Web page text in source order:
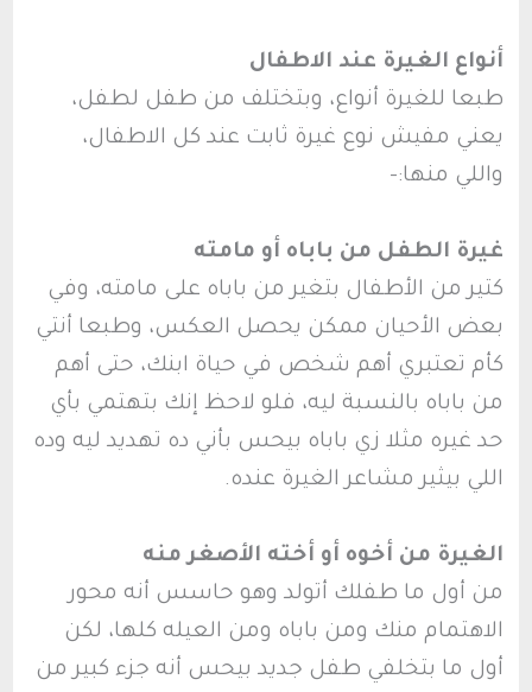
أنواع الغيرة عند الاطفال
طبعا للغيرة أنواع، وبتختلف من طفل لطفل،
يعني مفيش نوع غيرة ثابت عند كل الاطفال،
واللي منها:-
غيرة الطفل من باباه أو مامته
كتير من الأطفال بتغير من باباه على مامته، وفي
بعض الأحيان ممكن يحصل العكس، وطبعا أنتي
كأم تعتبري أهم شخص في حياة ابنك، حتى أهم
من باباه بالنسبة ليه، فلو لاحظ إنك بتهتمي بأي
حد غيره مثلا زي باباه بيحس بأني ده تهديد ليه وده
اللي بيثير مشاعر الغيرة عنده.
الغيرة من أخوه أو أخته الأصغر منه
من أول ما طفلك أتولد وهو حاسس أنه محور
الاهتمام منك ومن باباه ومن العيله كلها، لكن
أول ما بتخلفي طفل جديد بيحس أنه جزء كبير من